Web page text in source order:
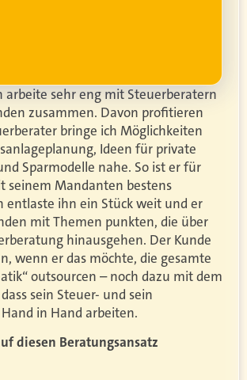
arbeite sehr eng mit Steuerberatern
zusammen. Davon profitieren
bringe ich Möglichkeiten
Ideen für private
Sparmodelle nahe. So ist er für
seinem Mandanten bestens
entlaste ihn ein Stück weit und er
mit Themen punkten, die über
hinausgehen. Der Kunde
wenn er das möchte, die gesamte
outsourcen – noch dazu mit dem
sein Steuer- und sein
in Hand arbeiten.
diesen Beratungsansatz